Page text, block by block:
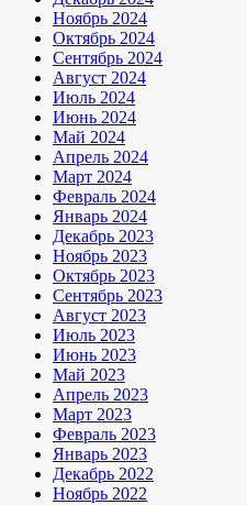
Ноябрь 2024
Октябрь 2024
Сентябрь 2024
Август 2024
Июль 2024
Июнь 2024
Май 2024
Апрель 2024
Март 2024
Февраль 2024
Январь 2024
Декабрь 2023
Ноябрь 2023
Октябрь 2023
Сентябрь 2023
Август 2023
Июль 2023
Июнь 2023
Май 2023
Апрель 2023
Март 2023
Февраль 2023
Январь 2023
Декабрь 2022
Ноябрь 2022